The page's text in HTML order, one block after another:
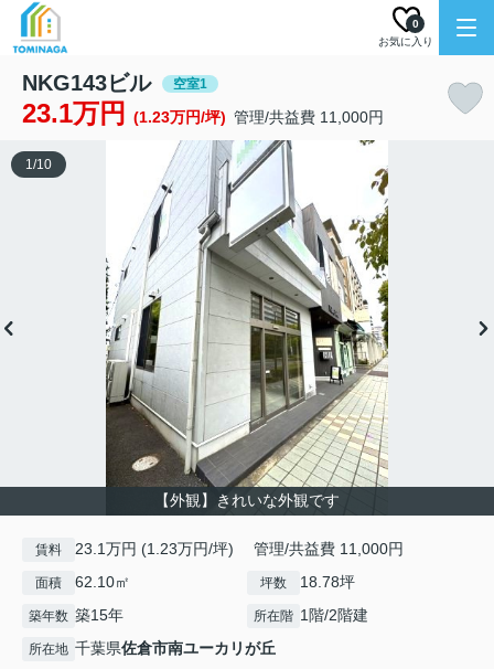
お気に入り
0
NKG143ビル 空室1
23.1万円 (1.23万円/坪) 管理/共益費 11,000円
【外観】きれいな外観です
1/10
賃料 23.1万円 (1.23万円/坪) 管理/共益費 11,000円
面積 62.10㎡ 坪数 18.78坪
築年数 築15年 所在階 1階/2階建
所在地 千葉県佐倉市南ユーカリが丘